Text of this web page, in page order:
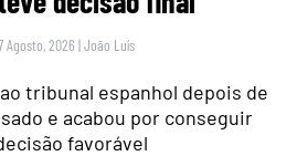
Agosto, 2026 |João Luís
tribunal espanhol depois de
e acabou por conseguir
favorável